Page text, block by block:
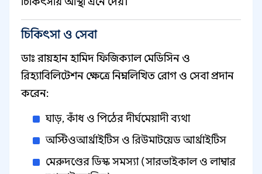
চিকিৎসা ও সেবা
ডাঃ রায়হান হামিদ ফিজিক্যাল মেডিসিন ও
রিহ্যাবিলিটেশন ক্ষেত্রে নিম্নলিখিত রোগ ও সেবা প্রদান
করেন:
ঘাড়, কাঁধ ও পিঠের দীর্ঘমেয়াদী ব্যথা
অস্টিওআর্থ্রাইটিস ও রিউমাটয়েড আর্থ্রাইটিস
মেরুদণ্ডের ডিস্ক সমস্যা (সারভাইকাল ও লাম্বার